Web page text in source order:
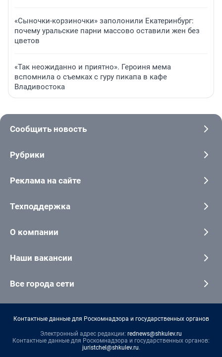
«Сыночки-корзиночки» заполонили Екатеринбург:
почему уральские парни массово оставили жен без
цветов
«Так неожиданно и приятно». Героиня мема
вспомнила о съемках с гуру пикапа в кафе
Владивостока
Сообщить новость
Рубрики
Реклама на сайте
Техподдержка
О компании
Наши вакансии
Все города сети
Контактные данные для Роскомнадзора и государственных органов
Электронный адрес редакции: rednews@shkulev.ru
Контактные данные для Роскомнадзора и государственных органов:
juristchel@shkulev.ru.